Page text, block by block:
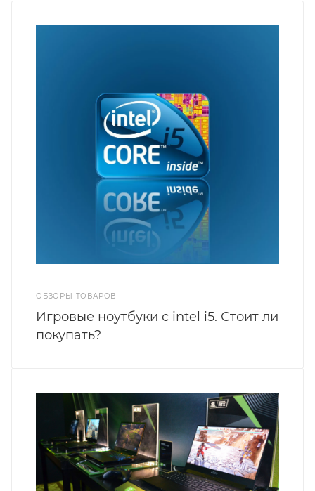
ОБЗОРЫ ТОВАРОВ
Игровые ноутбуки с intel i5. Стоит ли
покупать?